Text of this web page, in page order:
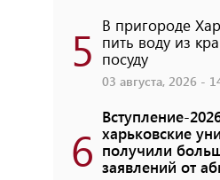
5 В пригороде
пить воду из
посуду
03 августа, 2026 -
6
Вступление-
харьковские
получили
заявлений от